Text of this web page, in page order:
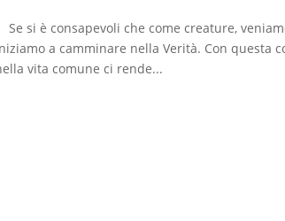
Se si è consapevoli che come creature,
a camminare nella Verità. Con questa
vita comune ci rende...